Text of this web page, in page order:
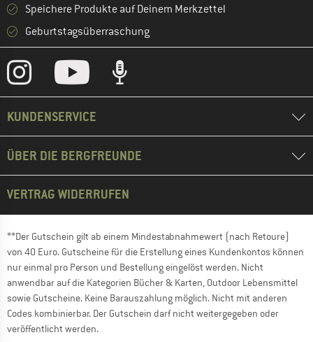
Speichere Produkte auf Deinem Merkzettel
Geburtstagsüberraschung
KUNDENSERVICE
ÜBER DIE BERGFREUNDE
VERTRAG WIDERRUFEN
**Der Gutschein gilt ab einem Mindestabnahmewert (nach Retoure)
von 40 Euro. Gutscheine für die Erstellung eines Kundenkontos können
nur einmal pro Person und Bestellung eingelöst werden. Nicht
anwendbar auf die Kategorien Bücher & Karten, Outdoor Lebensmittel
sowie Gutscheine. Keine Barauszahlung möglich. Nicht mit anderen
Codes kombinierbar. Der Gutschein darf nicht weitergegeben oder
veröffentlicht werden.